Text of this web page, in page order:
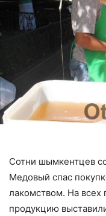
Сотни шымкентцев
Медовый спас
лакомством. На всех
продукцию